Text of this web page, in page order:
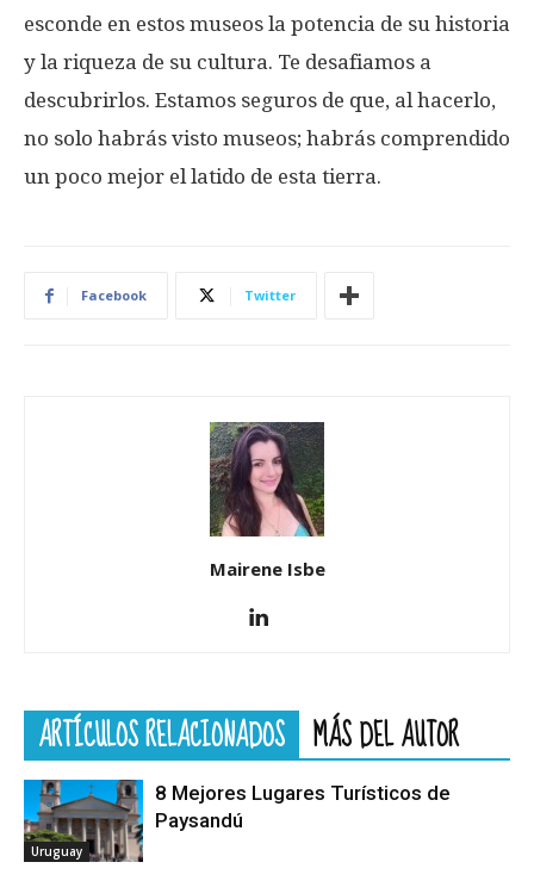
esconde en estos museos la potencia de su historia
y la riqueza de su cultura. Te desafiamos a
descubrirlos. Estamos seguros de que, al hacerlo,
no solo habrás visto museos; habrás comprendido
un poco mejor el latido de esta tierra.
Facebook Twitter
Mairene Isbe
ARTÍCULOS RELACIONADOS MÁS DEL AUTOR
Uruguay
8 Mejores Lugares Turísticos de
Paysandú